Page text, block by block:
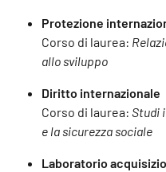
Protezione
Corso di laurea:
allo sviluppo
Diritto internazionale
Corso di laurea: Studi
e la sicurezza sociale
Laboratorio